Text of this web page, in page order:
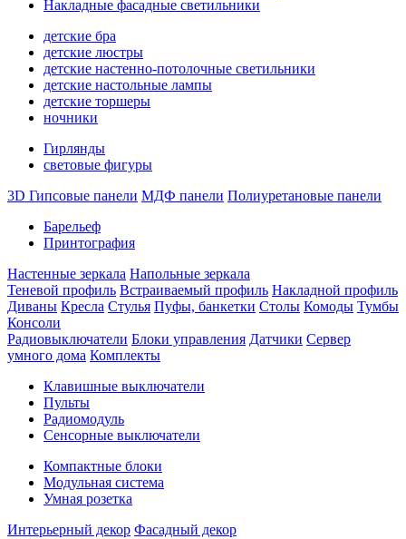
Накладные фасадные светильники
детские бра
детские люстры
детские настенно-потолочные светильники
детские настольные лампы
детские торшеры
ночники
Гирлянды
световые фигуры
3D Гипсовые панели МДФ панели Полиуретановые панели
Барельеф
Принтография
Настенные зеркала Напольные зеркала
Теневой профиль Встраиваемый профиль Накладной профиль
Диваны Кресла Стулья Пуфы, банкетки Столы Комоды Тумбы
Консоли
Радиовыключатели Блоки управления Датчики Сервер
умного дома Комплекты
Клавишные выключатели
Пульты
Радиомодуль
Сенсорные выключатели
Компактные блоки
Модульная система
Умная розетка
Интерьерный декор Фасадный декор